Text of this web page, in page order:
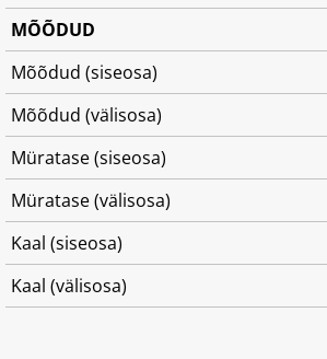
MÕÕDUD
Mõõdud (siseosa)
Mõõdud (välisosa)
Müratase (siseosa)
Müratase (välisosa)
Kaal (siseosa)
Kaal (välisosa)